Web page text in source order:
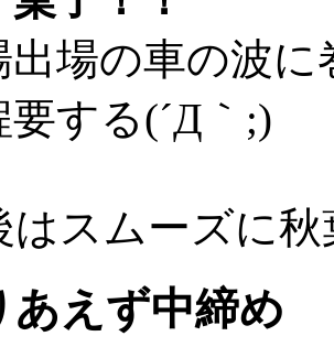
出場の車の波
要する(´Д｀;)
はスムーズに
あえず中締め